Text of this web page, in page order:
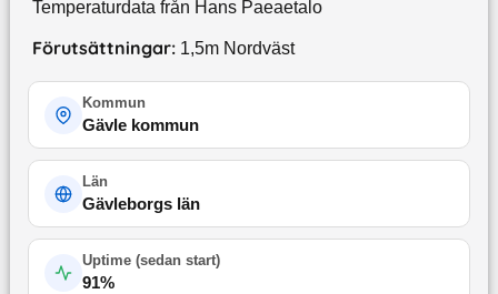
Temperaturdata från Hans Paeaetalo
Förutsättningar: 1,5m Nordväst
Kommun
Gävle kommun
Län
Gävleborgs län
Uptime (sedan start)
91%